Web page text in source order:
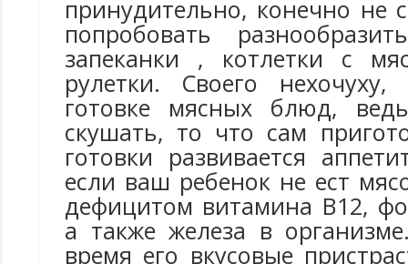
принудительно, конечно не
попробовать
запеканки , котлетки с
рулетки. Своего
готовке мясных блюд,
скушать, то что сам
готовки развивается
если ваш ребенок не ест
дефицитом витамина В12,
а также железа в
время его вкусовые